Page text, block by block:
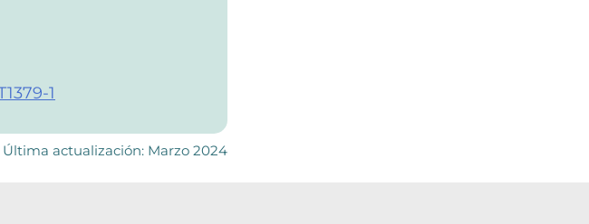
1
Última actualización: Marzo 2024